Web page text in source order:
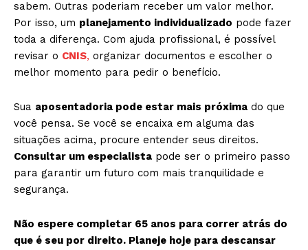
sabem. Outras poderiam receber um valor melhor.
Por isso, um planejamento individualizado pode fazer
toda a diferença. Com ajuda profissional, é possível
revisar o CNIS, organizar documentos e escolher o
melhor momento para pedir o benefício.
Sua aposentadoria pode estar mais próxima do que
você pensa. Se você se encaixa em alguma das
situações acima, procure entender seus direitos.
Consultar um especialista pode ser o primeiro passo
para garantir um futuro com mais tranquilidade e
segurança.
Não espere completar 65 anos para correr atrás do
que é seu por direito. Planeje hoje para descansar